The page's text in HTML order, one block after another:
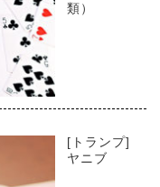
類）
[トランプ]
ヤニブ